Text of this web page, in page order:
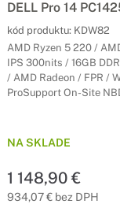
DELL Pro 14
kód produktu: KDW82
AMD Ryzen 5 220 /
IPS 300nits / 16GB
/ AMD Radeon / FPR /
ProSupport On-Site
NA SKLADE
1 148,90 €
934,07 € bez DPH